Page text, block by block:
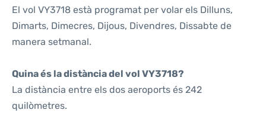
El vol VY3718 està programat per volar els Dilluns,
Dimarts, Dimecres, Dijous, Divendres, Dissabte de
manera setmanal.
Quina és la distància del vol VY3718?
La distància entre els dos aeroports és 242
quilòmetres.